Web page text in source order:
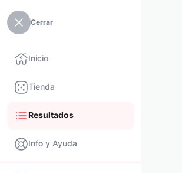
Cerrar
Inicio
Tienda
Resultados
Info y Ayuda